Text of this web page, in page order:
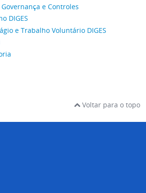
Governança e Controles
DIGES
e Trabalho Voluntário DIGES
Voltar para o topo